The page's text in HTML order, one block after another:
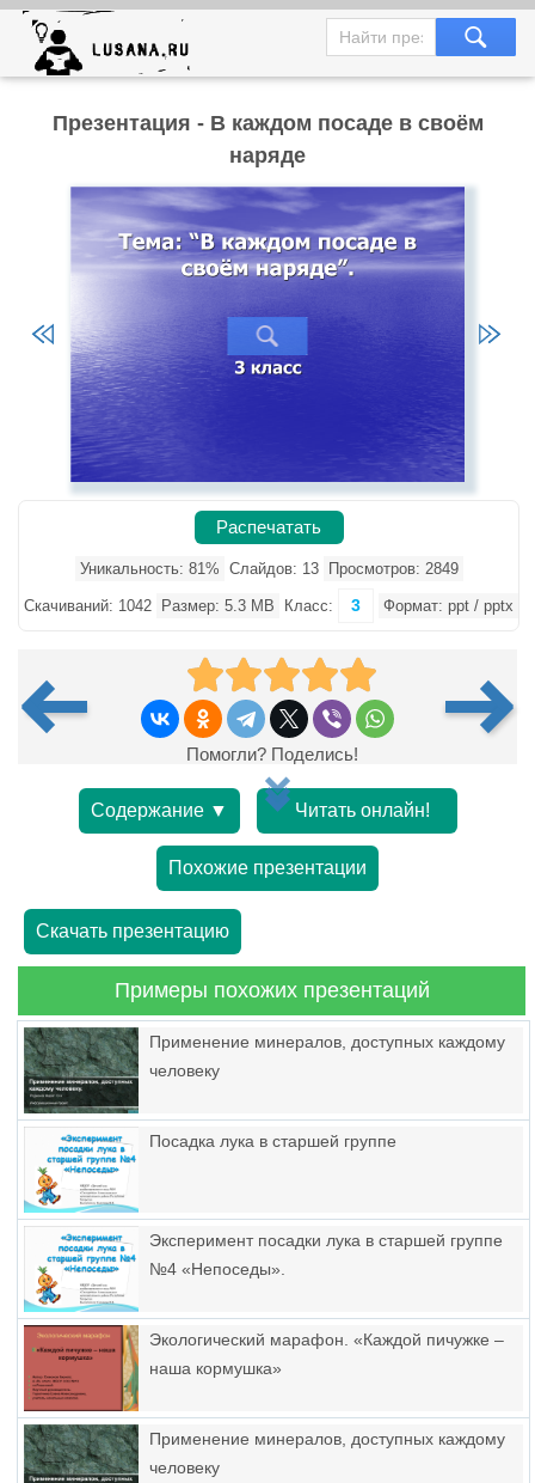
Презентация - В каждом посаде в своём
наряде
Распечатать
Уникальность: 81% Слайдов: 13 Просмотров: 2849
Скачиваний: 1042 Размер: 5.3 MB Класс: 3 Формат: ppt / pptx
Помогли? Поделись!
Содержание ▼ Читать онлайн!
Похожие презентации
Скачать презентацию
Примеры похожих презентаций
Применение минералов, доступных каждому
человеку
Посадка лука в старшей группе
Эксперимент посадки лука в старшей группе
№4 «Непоседы».
Экологический марафон. «Каждой пичужке –
наша кормушка»
Применение минералов, доступных каждому
человеку